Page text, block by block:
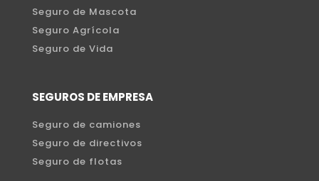
Seguro de Mascota
Seguro Agrícola
Seguro de Vida
SEGUROS DE EMPRESA
Seguro de camiones
Seguro de directivos
Seguro de flotas